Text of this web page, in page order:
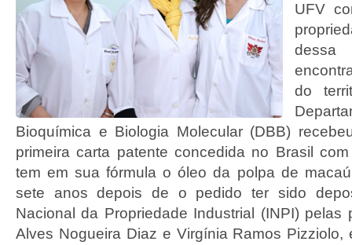
UFV
do
Bioquímica e Biologia Molecular (DBB)
primeira carta patente concedida no Brasil
tem em sua fórmula o óleo da polpa de
sete anos depois de o pedido ter sido
Nacional da Propriedade Industrial (INPI) pelas
Alves Nogueira Diaz e Virgínia Ramos Pizziolo,